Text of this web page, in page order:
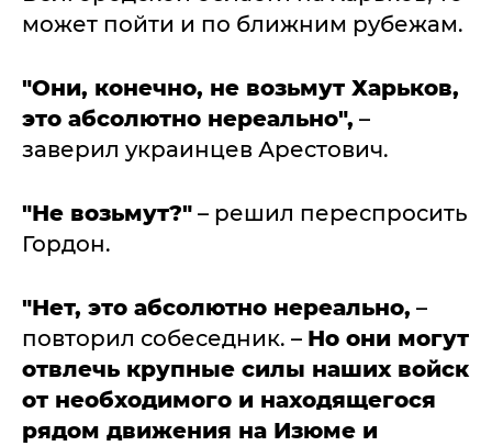
может пойти и по ближним рубежам.
"Они, конечно, не возьмут Харьков,
это абсолютно нереально", –
заверил украинцев Арестович.
"Не возьмут?" – решил переспросить
Гордон.
"Нет, это абсолютно нереально, –
повторил собеседник. – Но они могут
отвлечь крупные силы наших войск
от необходимого и находящегося
рядом движения на Изюме и